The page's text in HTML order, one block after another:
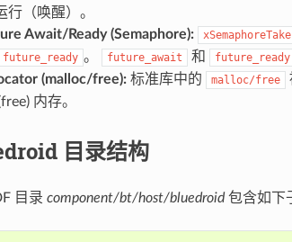
行（唤醒）。
Await/Ready (Semaphore):
xSemaphoreTake
future_ready 。 future_await 和 future_ready
(malloc/free):标准库中的 malloc/free
内存。
目录结构
目录 component/bt/host/bluedroid包含如下